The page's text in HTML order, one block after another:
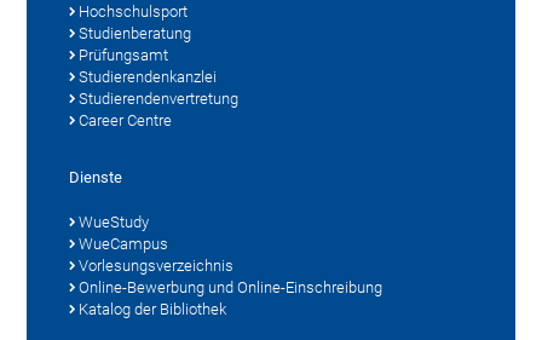
Hochschulsport
Studienberatung
Prüfungsamt
Studierendenkanzlei
Studierendenvertretung
Career Centre
Dienste
WueStudy
WueCampus
Vorlesungsverzeichnis
Online-Bewerbung und Online-Einschreibung
Katalog der Bibliothek